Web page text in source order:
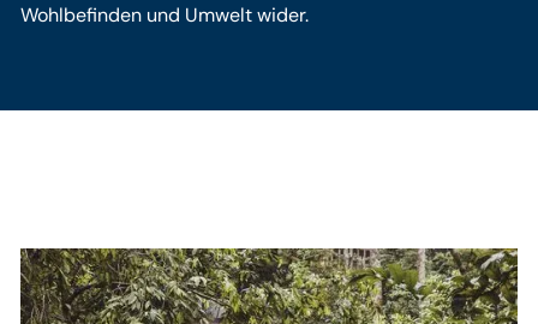
Wohlbefinden und Umwelt wider.